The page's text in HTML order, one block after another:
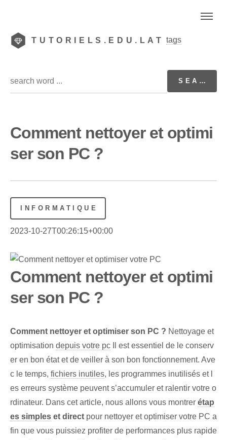
TUTORIELS.EDU.LAT tags
Comment nettoyer et optimi
ser son PC ?
INFORMATIQUE
2023-10-27T00:26:15+00:00
Comment nettoyer et optimi
ser son PC ?
Comment nettoyer et optimiser son PC ? Nettoyage et
optimisation depuis votre pc Il est essentiel de le conserv
er en bon état et de veiller à son bon fonctionnement. Ave
c le temps, fichiers inutiles, les programmes inutilisés et l
es erreurs système peuvent s’accumuler et ralentir votre o
rdinateur. Dans cet article, nous allons vous montrer étap
es simples et direct pour nettoyer et optimiser votre PC a
fin que vous puissiez profiter de performances plus rapide